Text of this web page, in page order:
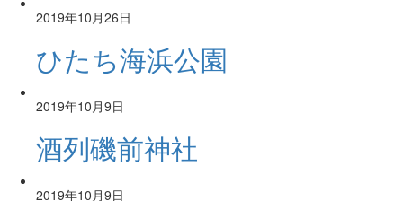
2019年10月26日
ひたち海浜公園
2019年10月9日
酒列磯前神社
2019年10月9日